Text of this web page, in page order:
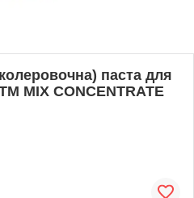
паста для
MIX CONCENTRATE